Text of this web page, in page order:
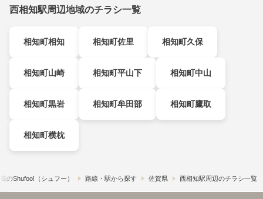
西相知駅周辺地域のチラシ一覧
相知町相知 相知町佐里 相知町久保
相知町山崎 相知町平山下 相知町中山
相知町黒岩 相知町牟田部 相知町鷹取
相知町横枕
の​Shufoo!​（シュフー） 路線・駅から探す 佐賀県 西相知駅周辺のチラシ一覧